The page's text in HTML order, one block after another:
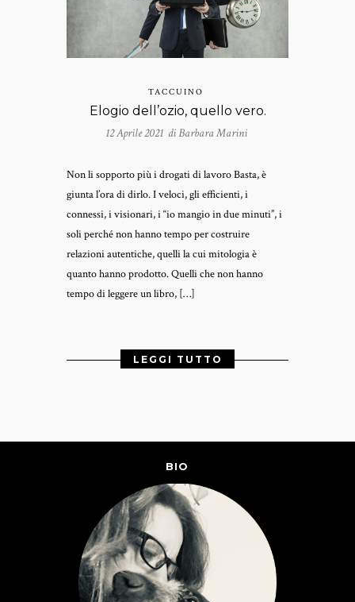
TACCUINO
Elogio dell’ozio, quello vero.
12 Aprile 2021 diBarbara Marini
Non li sopporto più i drogati di lavoro Basta, è
giunta l’ora di dirlo. I veloci, gli efficienti, i
connessi, i visionari, i “io mangio in due minuti”, i
soli perché non hanno tempo per costruire
relazioni autentiche, quelli la cui mitologia è
quanto hanno prodotto. Quelli che non hanno
tempo di leggere un libro, […]
LEGGI TUTTO
BIO